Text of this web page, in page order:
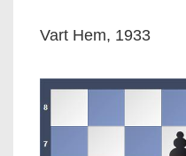
Vart Hem, 1933